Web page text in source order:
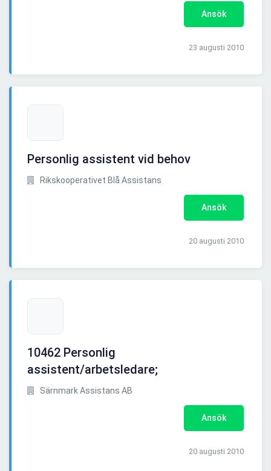
Ansök
23 augusti 2010
Personlig assistent vid behov
Rikskooperativet Blå Assistans
Ansök
20 augusti 2010
10462 Personlig
assistent/arbetsledare;
Särnmark Assistans AB
Ansök
20 augusti 2010